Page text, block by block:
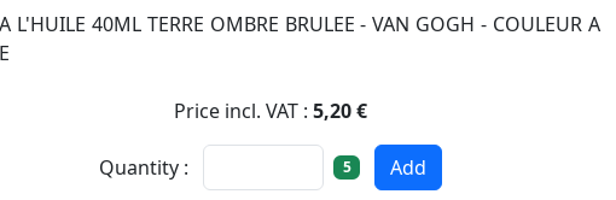
L'HUILE 40ML TERRE OMBRE BRULEE - VAN GOGH - COULEUR A
Price incl. VAT : 5,20 €
Quantity : 5 Add